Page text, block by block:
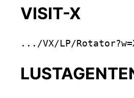
VISIT-X
.../VX/LP/